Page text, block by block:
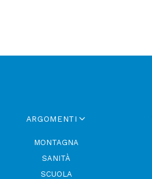
ARGOMENTI
MONTAGNA
SANITÀ
SCUOLA